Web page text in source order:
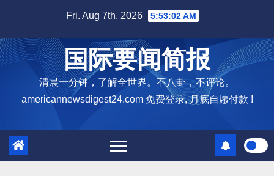
content
Fri. Aug 7th, 2026 5:53:03 AM
国际要闻简报
清晨一分钟，了解全世界。不八卦，不评论。
americannewsdigest24.com 免费登录, 月底自愿付款 !